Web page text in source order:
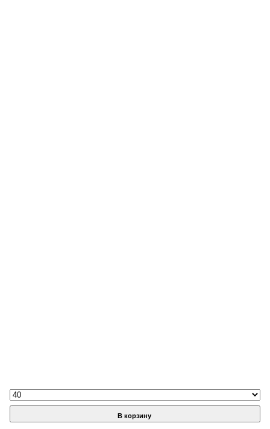
В корзину